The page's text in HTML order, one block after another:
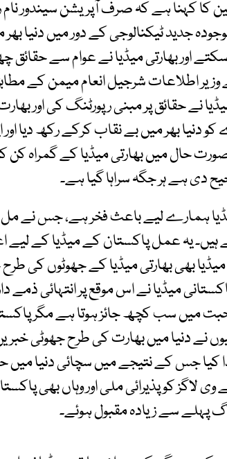
کا کہنا ہے کہ صرف آپریشن سیندور
جدید ٹیکنالوجی کے دور میں دنیا
اور بھارتی میڈیا نے عوام سے
اطلاعات شرجیل انعام میمن کے
نے حقائق پر مبنی رپورٹنگ کی اور
دنیا بھر میں بے نقاب کرکے رکھ دیا
حال میں بھارتی میڈیا کے گمراہ کن
دی ہے ہر جگہ سراہا گیا ہے۔
ہمارے لیے باعث فخر ہے، جس نے مل
یہ عمل پاکستان کے میڈیا کے لیے
بھی بھارتی میڈیا کے جھوٹوں کی طرح
میڈیا نے اس موقع پر انتہائی
میں سب کچھ جائز ہوتا ہے مگر
نے دنیا میں بھارت کی طرح جھوٹی
کیا جس کے نتیجے میں سچائی دنیا میں
لاگز کو پذیرائی ملی اور وہاں بھی
پہلے سے زیادہ مقبول ہوئے۔